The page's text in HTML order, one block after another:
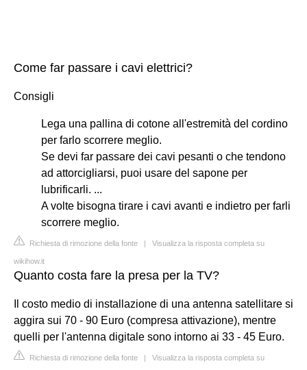
Come far passare i cavi elettrici?
Consigli
Lega una pallina di cotone all'estremità del cordino
per farlo scorrere meglio.
Se devi far passare dei cavi pesanti o che tendono
ad attorcigliarsi, puoi usare del sapone per
lubrificarli. ...
A volte bisogna tirare i cavi avanti e indietro per farli
scorrere meglio.
Richiesta di rimozione della fonte | Visualizza la risposta completa su
wikihow.it
Quanto costa fare la presa per la TV?
Il costo medio di installazione di una antenna satellitare si
aggira sui 70 - 90 Euro (compresa attivazione), mentre
quelli per l'antenna digitale sono intorno ai 33 - 45 Euro.
Richiesta di rimozione della fonte | Visualizza la risposta completa su